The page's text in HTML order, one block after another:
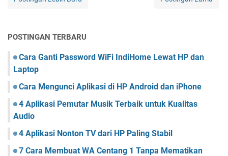
POSTINGAN TERBARU
Cara Ganti Password WiFi IndiHome Lewat HP dan
Laptop
Cara Mengunci Aplikasi di HP Android dan iPhone
4 Aplikasi Pemutar Musik Terbaik untuk Kualitas
Audio
4 Aplikasi Nonton TV dari HP Paling Stabil
7 Cara Membuat WA Centang 1 Tanpa Mematikan